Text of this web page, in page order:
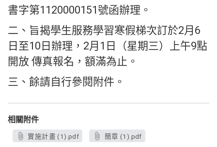
書字第1120000151號函辦理。
二、旨揭學生服務學習寒假梯次訂於2月6
日至10日辦理，2月1日（星期三）上午9點
開放 傳真報名，額滿為止。
三、餘請自行參閱附件。
相關附件
實施計畫 (1).pdf 簡章 (1).pdf